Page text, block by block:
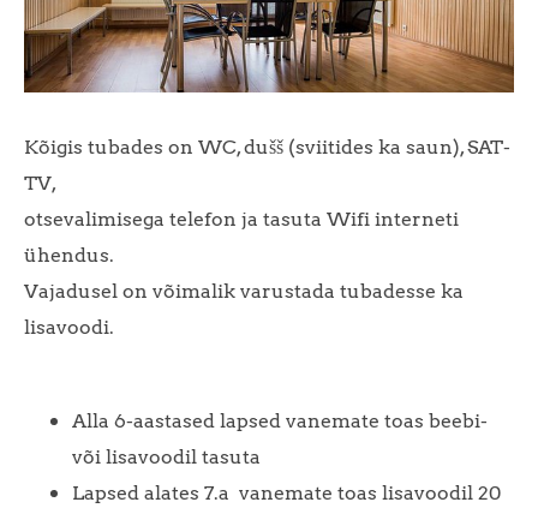
Kõigis tubades on WC, dušš (sviitides ka saun), SAT-
TV,
otsevalimisega telefon ja tasuta Wifi interneti
ühendus.
Vajadusel on võimalik varustada tubadesse ka
lisavoodi.
Alla 6-aastased lapsed vanemate toas beebi-
või lisavoodil tasuta
Lapsed alates 7.a vanemate toas lisavoodil 20